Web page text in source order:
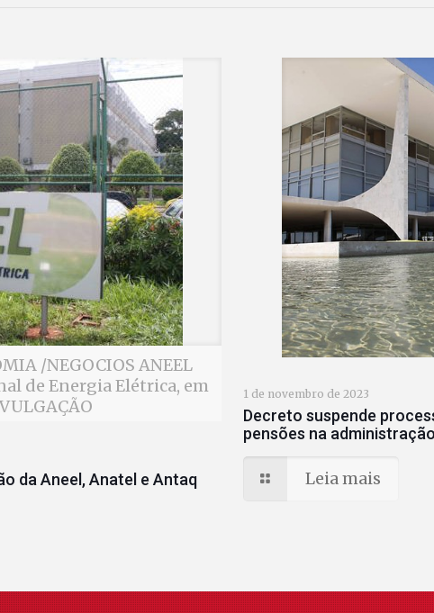
/NEGOCIOS ANEEL
de Energia Elétrica, em
da Aneel, Anatel e Antaq
1 de novembro de 2023
Decreto suspende
pensões na
Leia mais